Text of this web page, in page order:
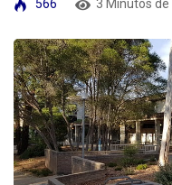
566 3 Minutos